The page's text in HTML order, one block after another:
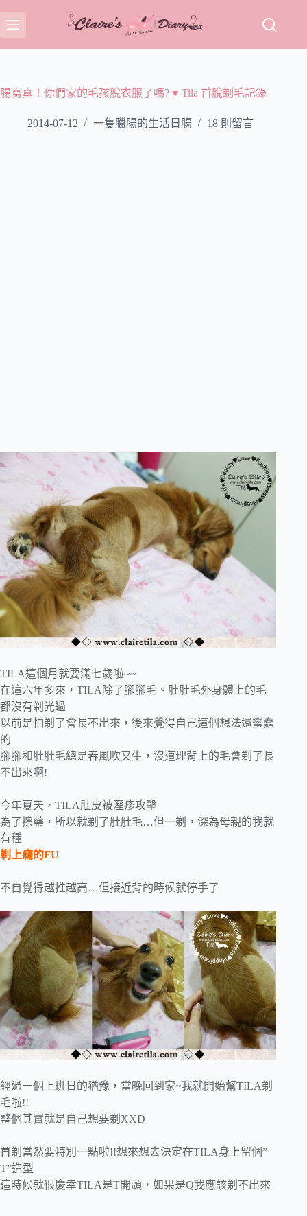
至
主
容
腸寫真！你們家的毛孩脫衣服了嗎? ♥ Tila 首脫剃毛記錄
2014-07-12 一隻臘腸的生活日腸 18 則留言
TILA這個月就要滿七歲啦~~
在這六年多來，TILA除了腳腳毛、肚肚毛外身體上的毛
都沒有剃光過
以前是怕剃了會長不出來，後來覺得自己這個想法還蠻蠢
的
腳腳和肚肚毛總是春風吹又生，沒道理背上的毛會剃了長
不出來啊!
今年夏天，TILA肚皮被溼疹攻擊
為了擦藥，所以就剃了肚肚毛…但一剃，深為母親的我就
有種
剃上癮的FU
不自覺得越推越高…但接近背的時候就停手了
經過一個上班日的猶豫，當晚回到家~我就開始幫TILA剃
毛啦!!
整個其實就是自己想要剃XXD
首剃當然要特別一點啦!!想來想去決定在TILA身上留個”
T”造型
這時候就很慶幸TILA是T開頭，如果是Q我應該剃不出來